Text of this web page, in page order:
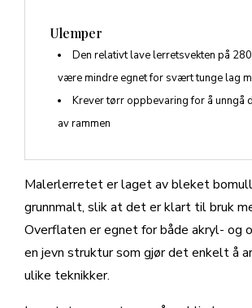
Malerlerretet er laget av bleket
grunnmalt, slik at det er klart til bruk
Overflaten er egnet for både akryl- og
en jevn struktur som gjør det enkelt å
ulike teknikker.
Ulemper
Den relativt lave lerretsvekten på 280
være mindre egnet for svært tunge lag
Krever tørr oppbevaring for å unngå
av rammen